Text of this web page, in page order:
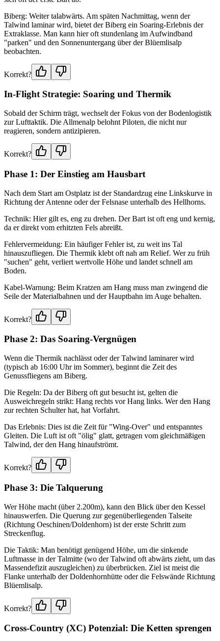
Biberg: Weiter talabwärts. Am späten Nachmittag, wenn der
Talwind laminar wird, bietet der Biberg ein Soaring-Erlebnis der
Extraklasse. Man kann hier oft stundenlang im Aufwindband
"parken" und den Sonnenuntergang über der Blüemlisalp
beobachten.
Korrekt?
In-Flight Strategie: Soaring und Thermik
Sobald der Schirm trägt, wechselt der Fokus von der Bodenlogistik
zur Lufttaktik. Die Allmenalp belohnt Piloten, die nicht nur
reagieren, sondern antizipieren.
Korrekt?
Phase 1: Der Einstieg am Hausbart
Nach dem Start am Ostplatz ist der Standardzug eine Linkskurve in
Richtung der Antenne oder der Felsnase unterhalb des Hellhorns.
Technik: Hier gilt es, eng zu drehen. Der Bart ist oft eng und kernig,
da er direkt vom erhitzten Fels abreißt.
Fehlervermeidung: Ein häufiger Fehler ist, zu weit ins Tal
hinauszufliegen. Die Thermik klebt oft nah am Relief. Wer zu früh
"suchen" geht, verliert wertvolle Höhe und landet schnell am
Boden.
Kabel-Warnung: Beim Kratzen am Hang muss man zwingend die
Seile der Materialbahnen und der Hauptbahn im Auge behalten.
Korrekt?
Phase 2: Das Soaring-Vergnügen
Wenn die Thermik nachlässt oder der Talwind laminarer wird
(typisch ab 16:00 Uhr im Sommer), beginnt die Zeit des
Genussfliegens am Biberg.
Die Regeln: Da der Biberg oft gut besucht ist, gelten die
Ausweichregeln strikt: Hang rechts vor Hang links. Wer den Hang
zur rechten Schulter hat, hat Vorfahrt.
Das Erlebnis: Dies ist die Zeit für "Wing-Over" und entspanntes
Gleiten. Die Luft ist oft "ölig" glatt, getragen vom gleichmäßigen
Talwind, der den Hang hinaufströmt.
Korrekt?
Phase 3: Die Talquerung
Wer Höhe macht (über 2.200m), kann den Blick über den Kessel
hinauswerfen. Die Querung zur gegenüberliegenden Talseite
(Richtung Oeschinen/Doldenhorn) ist der erste Schritt zum
Streckenflug.
Die Taktik: Man benötigt genügend Höhe, um die sinkende
Luftmasse in der Talmitte (wo der Talwind oft abwärts zieht, um das
Massendefizit auszugleichen) zu überbrücken. Ziel ist meist die
Flanke unterhalb der Doldenhornhütte oder die Felswände Richtung
Blüemlisalp.
Korrekt?
Cross-Country (XC) Potenzial: Die Ketten sprengen